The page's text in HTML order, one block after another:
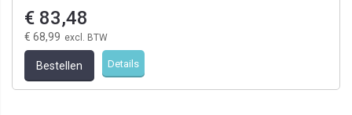
€ 83,48
€ 68,99
Bestellen Details